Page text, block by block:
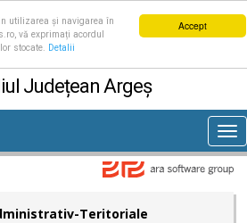
Accept
utilizarea și navigarea în
vă exprimați acordul
stocate.
Detalii
Județean Argeș
Teritoriale